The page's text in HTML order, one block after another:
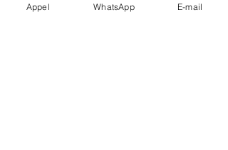
Appel WhatsApp E-mail